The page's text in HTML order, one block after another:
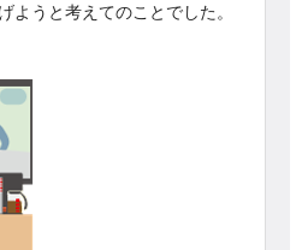
ようと考えてのことでした。